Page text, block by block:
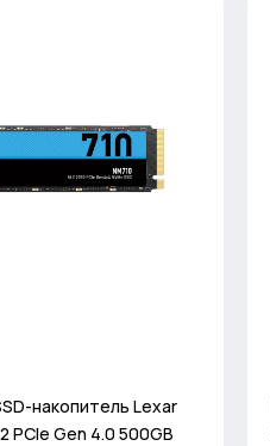
накопитель Lexar
PCIe Gen 4.0 500GB